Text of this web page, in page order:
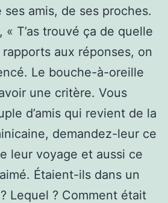
ses amis, de ses proches.
« T’as trouvé ça de quelle
aux réponses, on
Le bouche-à-oreille
une critère. Vous
d’amis qui revient de la
demandez-leur ce
leur voyage et aussi ce
Étaient-ils dans un
Lequel ? Comment était